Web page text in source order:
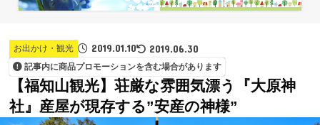
お出かけ・観光 2019.01.10 2019.06.30
記事内に商品プロモーションを含む場合があります
【福知山観光】荘厳な雰囲気漂う『大原神
社』産屋が現存する”安産の神様”